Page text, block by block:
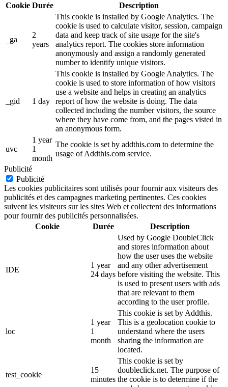
Cookie Durée Description
_ga
2
years
This cookie is installed by Google Analytics. The
cookie is used to calculate visitor, session, campaign
data and keep track of site usage for the site's
analytics report. The cookies store information
anonymously and assign a randomly generated
number to identify unique visitors.
_gid 1 day
This cookie is installed by Google Analytics. The
cookie is used to store information of how visitors
use a website and helps in creating an analytics
report of how the website is doing. The data
collected including the number visitors, the source
where they have come from, and the pages visted in
an anonymous form.
uvc
1 year
1
month
The cookie is set by addthis.com to determine the
usage of Addthis.com service.
Publicité
Publicité
Les cookies publicitaires sont utilisés pour fournir aux visiteurs des
publicités et des campagnes marketing pertinentes. Ces cookies
suivent les visiteurs sur les sites Web et collectent des informations
pour fournir des publicités personnalisées.
Cookie
Durée Description
IDE
1 year
24 days
Used by Google DoubleClick
and stores information about
how the user uses the website
and any other advertisement
before visiting the website. This
is used to present users with ads
that are relevant to them
according to the user profile.
loc
1 year
1
month
This cookie is set by Addthis.
This is a geolocation cookie to
understand where the users
sharing the information are
located.
test_cookie
15
minutes
This cookie is set by
doubleclick.net. The purpose of
the cookie is to determine if the